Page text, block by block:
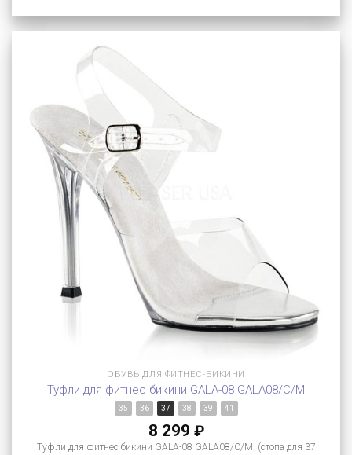
ОБУВЬ ДЛЯ ФИТНЕС-БИКИНИ
Туфли для фитнес бикини GALA-08 GALA08/C/M
35 36 37 38 39 41
8 299 ₽
Туфли для фитнес бикини GALA-08 GALA08/C/M (стопа для 37